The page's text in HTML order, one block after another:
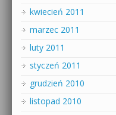
kwiecień 2011
marzec 2011
luty 2011
styczeń 2011
grudzień 2010
listopad 2010